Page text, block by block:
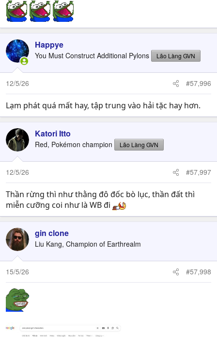
Happye
You Must Construct Additional Pylons Lão Làng GVN
12/5/26 #57,996
Lạm phát quá mất hay, tập trung vào hải tặc hay hơn.
Katori Itto
Red, Pokémon champion Lão Làng GVN
12/5/26 #57,997
Thần rừng thì như thằng đô đốc bò lục, thần đất thì
miễn cưỡng coi như là WB đi
gin clone
Liu Kang, Champion of Earthrealm
15/5/26 #57,998